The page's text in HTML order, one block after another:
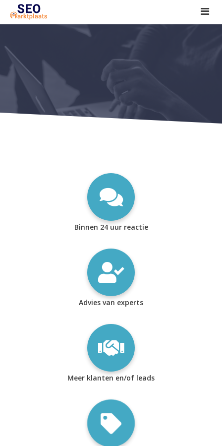
SEO tools reviews
Marketeer bij jou in de buurt?
Offerte
1. Seo voor beginners +
2. Onderzoeken +
Binnen 24 uur reactie
Advies van experts
Meer klanten en/of leads